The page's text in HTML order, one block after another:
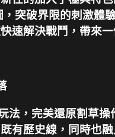
突破界限的刺激體
速解決戰鬥，帶來
法，完美還原割草
有歷史線，同時也